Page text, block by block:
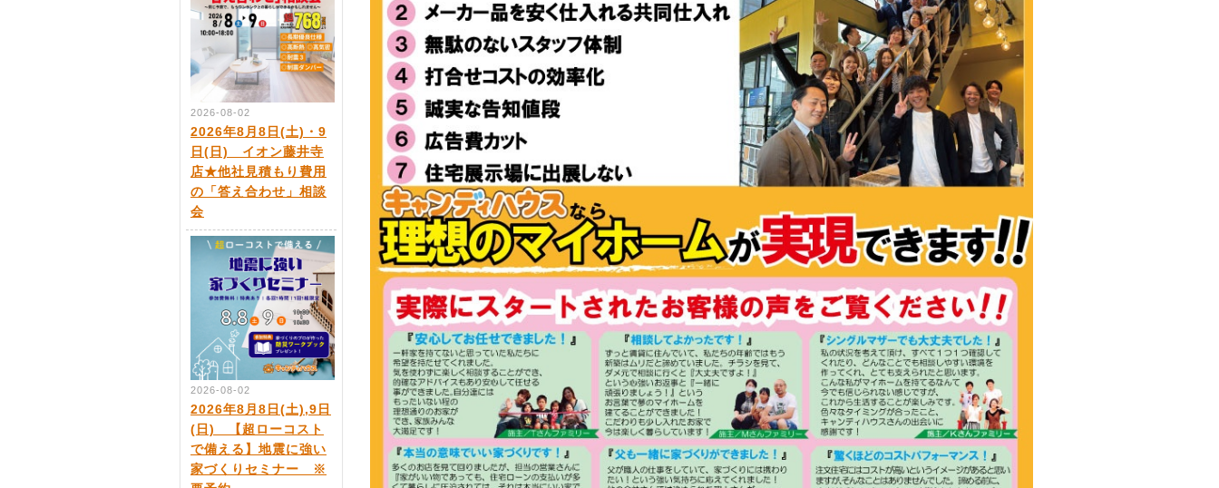
2026-08-02
2026年8月8日(土)・9
日(日) イオン藤井寺
店★他社見積もり費用
の「答え合わせ」相談
会
2026-08-02
2026年8月8日(土),9日
(日) 【超ローコスト
で備える】地震に強い
家づくりセミナー ※